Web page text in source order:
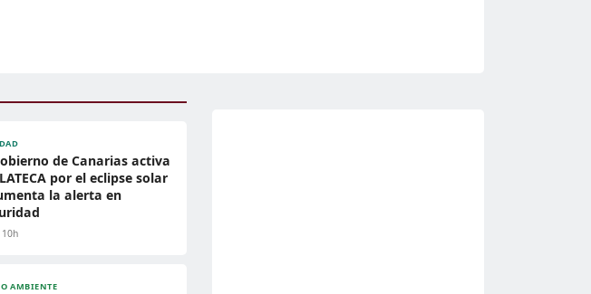
de Canarias activa
por el eclipse solar
la alerta en
10h
AMBIENTE